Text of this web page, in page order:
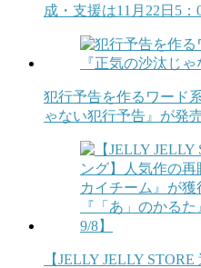
成・支援は11月22日5：
犯行予告を作るワード
ゃない犯行予告』が発
【JELLY JELLY